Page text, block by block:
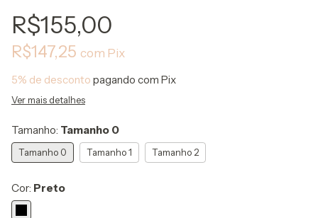
R$155,00
R$147,25 com Pix
5% de desconto pagando com Pix
Ver mais detalhes
Tamanho: Tamanho 0
Tamanho 0 Tamanho 1 Tamanho 2
Cor: Preto